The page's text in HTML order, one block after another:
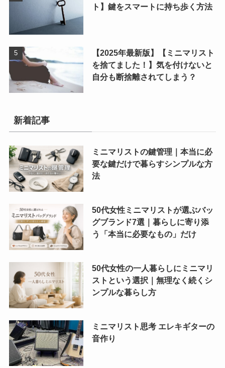
ト】鍵をスマートに持ち歩く方法
【2025年最新版】【ミニマリスト
を捨てました！】気を付けないと
自分も断捨離されてしまう？
新着記事
ミニマリストの鍵管理｜本当に必
要な鍵だけで暮らすシンプルな方
法
50代女性ミニマリストが選ぶバッ
グブランド7選｜暮らしに寄り添
う「本当に必要なもの」だけ
50代女性の一人暮らしにミニマリ
ストという選択｜無理なく続くシ
ンプルな暮らし方
ミニマリスト思考 エレキギターの
音作り